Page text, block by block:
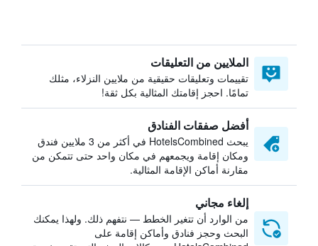
الملايين من التعليقات
تقييمات وتعليقات حقيقية من ملايين النزلاء، مثلك
تمامًا. احجز إقامتك المثالية بكل ثقة!
أفضل صفقات الفنادق
يبحث HotelsCombined في أكثر من 3 ملايين فندق
ومكان إقامة ويجمعهم في مكان واحد حتى تتمكن من
مقارنة أماكن الإقامة المثالية.
إلغاء مجاني
من الوارد أن تتغير الخطط — نتفهم ذلك. ولهذا يمكنك
البحث وحجز فنادق وأماكن إقامة على